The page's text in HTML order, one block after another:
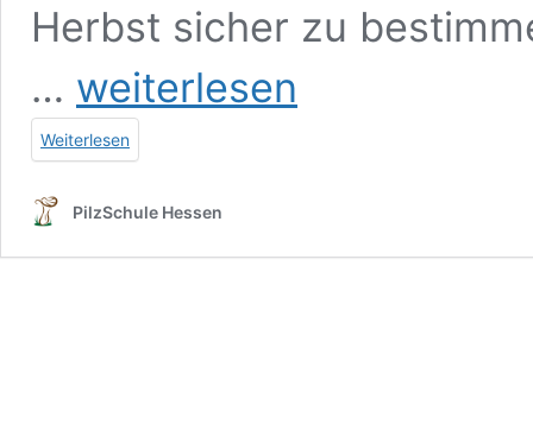
Herbst sicher zu
…
Tageslehrwanderung
Odenwald
–
Pilze
im
(11.
weiterlesen
Weiterlesen
PilzSchule Hessen